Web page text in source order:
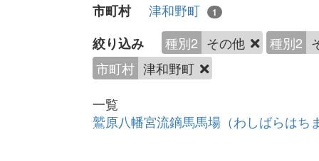
市町村
津和野町 1
絞り込み 種別2 その他 種別2
市町村 津和野町
一覧
鷲原八幡宮流鏑馬馬場（わしばらはち